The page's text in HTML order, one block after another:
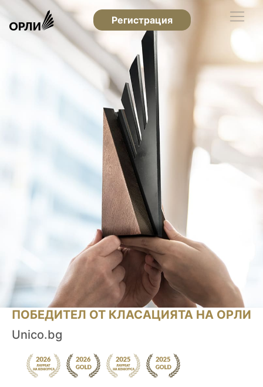
Регистрация
ПОБЕДИТЕЛ ОТ КЛАСАЦИЯТА НА ОРЛИ
Unico.bg